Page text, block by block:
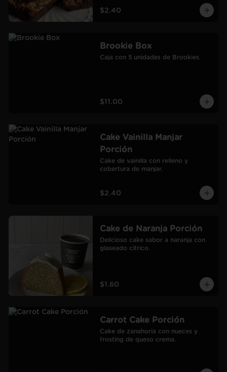
$2.40
Brookie Box
Caja con 5 unidades de Brookies.
$11.00
Cake Vainilla Manjar
Porción
Cake de vainilla con relleno y
cobertura de manjar.
$2.40
Cake de Naranja Porción
Delicioso cake sabor a naranja con
glaseado cítrico.
$1.60
Carrot Cake Porción
Cake de zanahoria con nueces y
frosting de queso crema.